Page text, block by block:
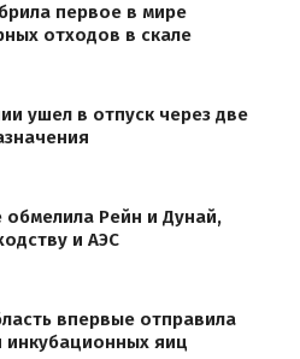
первое в мире
отходов в скале
ушел в отпуск через две
обмелила Рейн и Дунай,
и АЭС
впервые отправила
инкубационных яиц